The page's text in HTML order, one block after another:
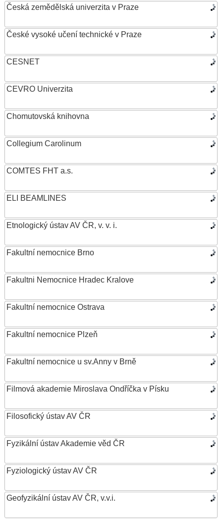
Česká zemědělská univerzita v Praze
České vysoké učení technické v Praze
CESNET
CEVRO Univerzita
Chomutovská knihovna
Collegium Carolinum
COMTES FHT a.s.
ELI BEAMLINES
Etnologický ústav AV ČR, v. v. i.
Fakultní nemocnice Brno
Fakultni Nemocnice Hradec Kralove
Fakultní nemocnice Ostrava
Fakultní nemocnice Plzeň
Fakultní nemocnice u sv.Anny v Brně
Filmová akademie Miroslava Ondříčka v Písku
Filosofický ústav AV ČR
Fyzikální ústav Akademie věd ČR
Fyziologický ústav AV ČR
Geofyzikální ústav AV ČR, v.v.i.